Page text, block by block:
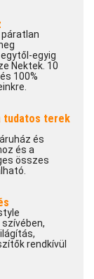
egyig
Nektek. 10
100%
tudatos terek
és
és a
összes
rendkívül